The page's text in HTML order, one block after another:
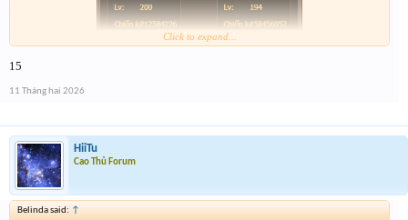
Click to expand...
15
11 Tháng hai 2026
HiiTu
Cao Thủ Forum
Belinda said: ↑